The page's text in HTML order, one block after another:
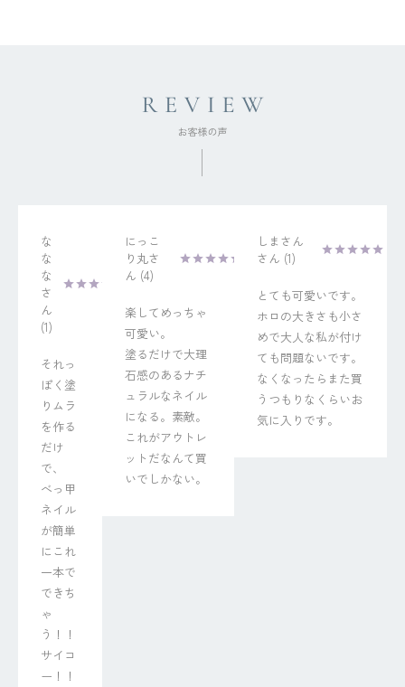
な
な
な
1
それっ
ぽく塗
りムラ
を作る
だけ
で、
べっ甲
ネイル
が簡単
にこれ
一本で
できち
ゃ
う！！
サイコ
ー！！
にっこ
り丸
4
楽してめっちゃ
可愛い。
塗るだけで大理
石感のあるナチ
ュラルなネイル
になる。素敵。
これがアウトレ
ットだなんて買
いでしかない。
しまさん
1
とても可愛いです。
ホロの大きさも小さ
めで大人な私が付け
ても問題ないです。
なくなったらまた買
うつもりなくらいお
気に入りです。